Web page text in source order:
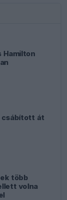
Hamilton
csábított át
több
volna